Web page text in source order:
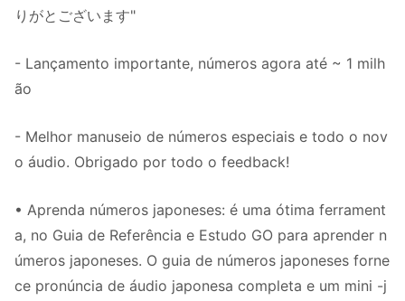
りがとございます"
- Lançamento importante, números agora até ~ 1 milh
ão
- Melhor manuseio de números especiais e todo o nov
o áudio. Obrigado por todo o feedback!
• Aprenda números japoneses: é uma ótima ferrament
a, no Guia de Referência e Estudo GO para aprender n
úmeros japoneses. O guia de números japoneses forne
ce pronúncia de áudio japonesa completa e um mini -j